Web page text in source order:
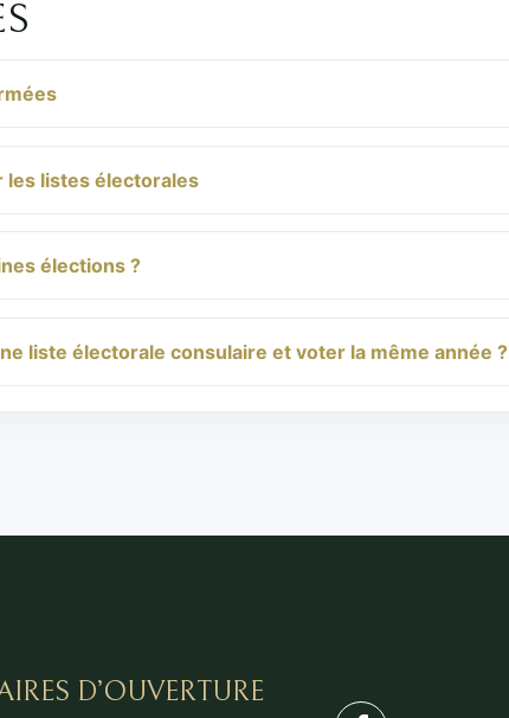
les listes électorales
élections ?
liste électorale consulaire et voter la même année ?
D’OUVERTURE